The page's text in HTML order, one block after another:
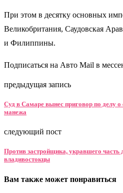
При этом в десятку основных
Великобритания, Саудовская
и Филиппины.
Подписаться на Авто Mail в
предыдущая запись
Суд в Самаре вынес приговор по делу о
манежа
следующий пост
Против застройщика, укравшего часть
владивостокцы
Вам также может понравиться